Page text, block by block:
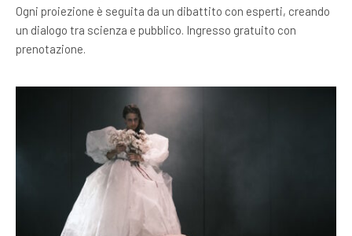
Ogni proiezione è seguita da un dibattito con esperti, creando
un dialogo tra scienza e pubblico. Ingresso gratuito con
prenotazione.